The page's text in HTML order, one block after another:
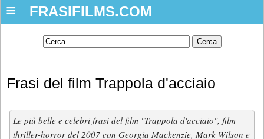
FRASIFILMS.COM
≡
Frasi del film Trappola d'acciaio
Le più belle e celebri frasi del film "Trappola d'acciaio", film
thriller-horror del 2007 con Georgia Mackenzie, Mark Wilson e